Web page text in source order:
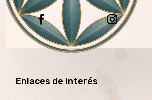
Enlaces de interés